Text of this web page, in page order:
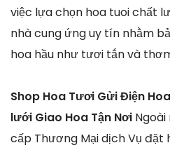
việc lựa chọn hoa tuoi chất
nhà cung ứng uy tín nhằm
hoa hầu như tươi tắn và
Shop Hoa Tươi Gửi Điện
lưới Giao Hoa Tận Nơi
cấp Thương Mại dịch Vụ đặt